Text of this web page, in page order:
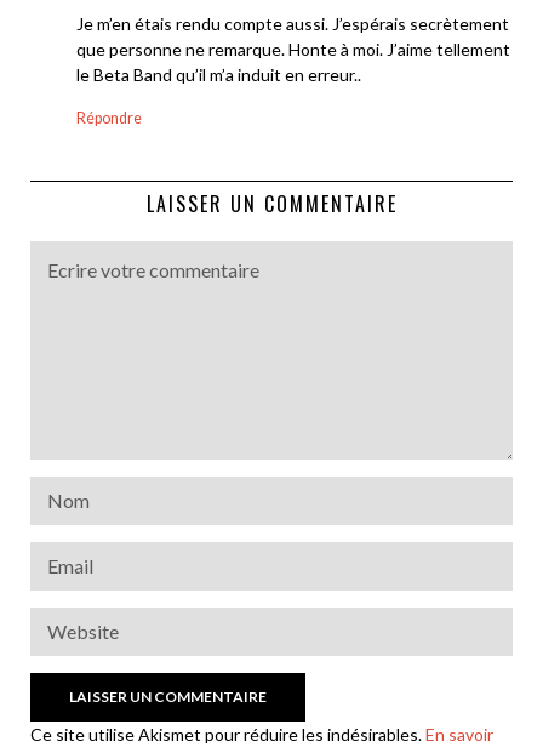
Je m’en étais rendu compte aussi. J’espérais secrètement
que personne ne remarque. Honte à moi. J’aime tellement
le Beta Band qu’il m’a induit en erreur..
Répondre
LAISSER UN COMMENTAIRE
Ce site utilise Akismet pour réduire les indésirables.En savoir